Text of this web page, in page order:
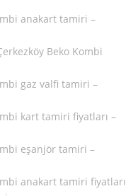
anakart tamiri –
Beko Kombi
gaz valfi tamiri –
kart tamiri fiyatları –
eşanjör tamiri –
anakart tamiri fiyatları